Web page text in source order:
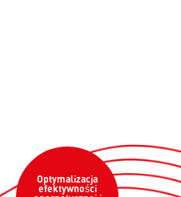
Optymalizacja
efektywności